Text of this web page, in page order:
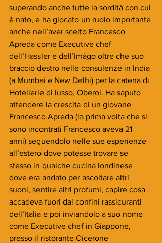
superando anche tutte la sordità con cui
è nato, e ha giocato un ruolo importante
anche nell’aver scelto Francesco
Apreda come Executive chef
dell’Hassler e dell’Imàgo oltre che suo
braccio destro nelle consulenze in India
(a Mumbai e New Delhi) per la catena di
Hotellerie di lusso, Oberoi. Ha saputo
attendere la crescita di un giovane
Francesco Apreda (la prima volta che si
sono incontrati Francesco aveva 21
anni) seguendolo nelle sue esperienze
all’estero dove potesse trovare se
stesso in qualche cucina londinese
dove era andato per ascoltare altri
suoni, sentire altri profumi, capire cosa
accadeva fuori dai confini rassicuranti
dell’Italia e poi inviandolo a suo nome
come Executive chef in Giappone,
presso il ristorante Cicerone